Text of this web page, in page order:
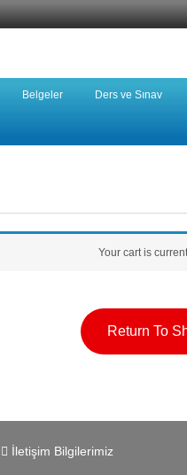
Belgeler Ders ve Sınav
Your cart is
Return To
İletişim Bilgilerimiz